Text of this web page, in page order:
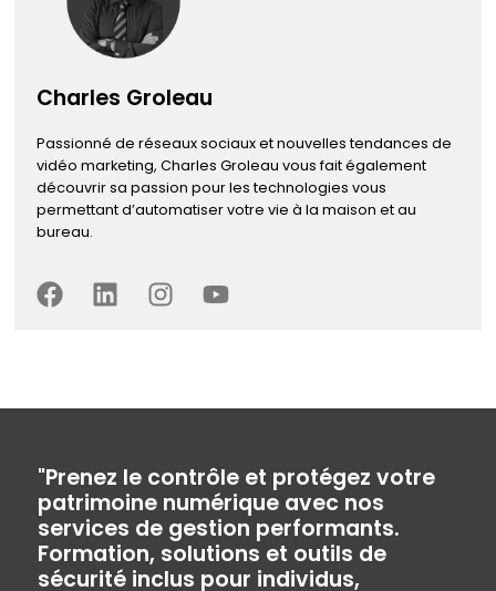
Charles Groleau
Passionné de réseaux sociaux et nouvelles tendances de
vidéo marketing, Charles Groleau vous fait également
découvrir sa passion pour les technologies vous
permettant d’automatiser votre vie à la maison et au
bureau.
"Prenez le contrôle et protégez votre
patrimoine numérique avec nos
services de gestion performants.
Formation, solutions et outils de
sécurité inclus pour individus,